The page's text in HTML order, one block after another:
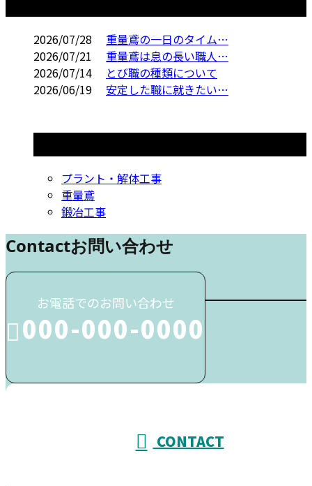
2026/07/28
重量鳶の一日のタイム…
2026/07/21
重量鳶は息の長い職人…
2026/07/14
とび職の種類について
2026/06/19
安定した職に就きたい…
プラント・解体工事
重量鳶
鍛冶工事
Contactお問い合わせ
お電話でのお問い合わせ
000-000-0000
CONTACT